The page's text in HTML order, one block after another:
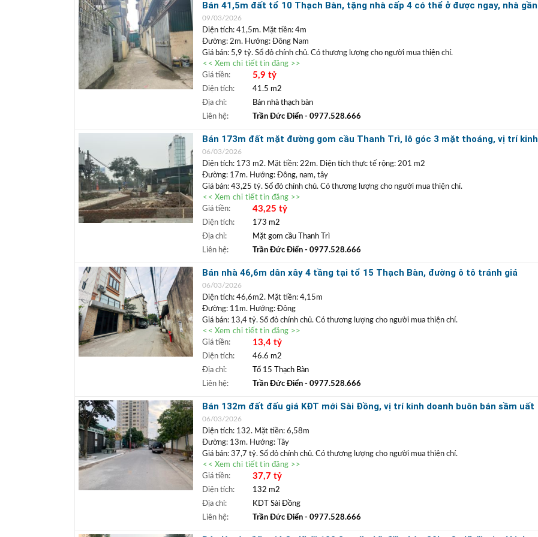
Lâm.
+ Bất động sản TRẦN PHÚ: Nhận mua bán ký gửi nhà đất, hỗ trợ thủ tục pháp lý, vay vốn
ngân hàng lãi suất thấp.
Bán 41,5m đất tổ 10 Thạch Bàn, tặng nhà cấp 4 có thể ở được ngay, nhà gần
trường, chợ
09/03/2026
Diện tích: 41,5m. Mặt tiền: 4m
Đường: 2m. Hướng: Đông Nam
Giá bán: 5,9 tỷ. Sổ đỏ chính chủ. Có thương lượng cho người mua thiện chí.
Vị trí: Lô đất nằm trong khu dân cư yên tĩnh tổ 10 Thạch Bàn, gần trường tiểu học Thạch Bàn A,B.
Cách phố Cổ Linh 300m, đường ô tô 7 chỗ cách nhà 100m. Vị trí thuận tiện an sinh định cư lâu dài.
Tặng lại nhà cấp 4 có thể định cư được ngay.
+++ Liên hệ xem đấtGỌI NGAY:
+TRẦN ĐỨC ĐIỂN:Chuyên bất động sản
+ Bất động sản TRẦN PHÚ: Nhận mua bán ký gửi nhà đất, hỗ trợ thủ tục pháp lý, vay vốn
ngân hàng lãi suất thấp.
<< Xem chi tiết tin đăng >>
Giá tiền:
5,9 tỷ
Diện tích:
41.5 m2
Địa chỉ:
Bán nhà thạch bàn
Liên hệ:
Trần Đức Điển - 0977.528.666
Bán 173m đất mặt đường gom cầu Thanh Trì, lô góc 3 mặt thoáng, vị trí kinh
doanh gara, kho bãi, văn phòng
06/03/2026
Diện tích: 173 m2. Mặt tiền: 22m. Diện tích thực tế rộng: 201 m2
Đường: 17m. Hướng: Đông, nam, tây
Giá bán: 43,25 tỷ. Sổ đỏ chính chủ. Có thương lượng cho người mua thiện chí.
Vị trí: Lô đất góc 3 mặt thoáng, lợi thế mặt tiền rộng, mặt đường gom cầu Thanh Trì, Cổ Linh kéo dài,
vị trí có thể kinh doanh gara oto, văn phòng, công ty, hoặc định cư. Đường xá rộng rãi, vỉa hè rộng
5m, thoải mái chỗ để xe oto. Giao thông thuận tiện các ngả.
+++ Liên hệ xem đấtGỌI NGAY:0977 528 666
+TRẦN ĐỨC ĐIỂN:Chuyên bất động sản
+ Bất động sản TRẦN PHÚ: Nhận mua bán ký gửi nhà đất, hỗ trợ thủ tục pháp lý, vay vốn
ngân hàng lãi suất thấp.
<< Xem chi tiết tin đăng >>
Giá tiền:
43,25 tỷ
Diện tích:
173 m2
Địa chỉ:
Mặt gom cầu Thanh Trì
Liên hệ:
Trần Đức Điển - 0977.528.666
Bán nhà 46,6m dân xây 4 tầng tại tổ 15 Thạch Bàn, đường ô tô tránh giá
nhỉnh 13 tỷ
06/03/2026
Diện tích: 46,6m2. Mặt tiền: 4,15m
Đường: 11m. Hướng: Đông
Giá bán: 13,4 tỷ. Sổ đỏ chính chủ. Có thương lượng cho người mua thiện chí.
Vị trí: Nhà dân tự xây kiên cố, còn tương đối mới, có thể định cư được ngay. Nhà nằm mặt đường
trục chính tổ 15 ô tô tránh, đỗ thoải mái. Tương lai nhà thành lô góc khi tuyến đường mới mở bên
cạnh. Vị trí gần trường , gần chợ Đồng Dinh, gần THPT Thạch Bàn.
+++ Liên hệ xem đất GỌI NGAY
+TRẦN ĐỨC ĐIỂN:Chuyên bất động sản
+ Bất động sản TRẦN PHÚ: Nhận mua bán ký gửi nhà đất, hỗ trợ thủ tục pháp lý, vay vốn
ngân hàng lãi suất thấp.
<< Xem chi tiết tin đăng >>
Giá tiền:
13,4 tỷ
Diện tích:
46.6 m2
Địa chỉ:
Tổ 15 Thạch Bàn
Liên hệ:
Trần Đức Điển - 0977.528.666
Bán 132m đất đấu giá KĐT mới Sài Đồng, vị trí kinh doanh buôn bán sầm uất
06/03/2026
Diện tích: 132. Mặt tiền: 6,58m
Đường: 13m. Hướng: Tây
Giá bán: 37,7 tỷ. Sổ đỏ chính chủ. Có thương lượng cho người mua thiện chí.
Vị trí: Lô đất thuộckhu đấu giá Sài Đồng
quanh dân cư đông đúc, nhiều trường học song ngữ. Rất phù hợp để xây nhà vườn hoặc vừa ở vừa
kinh doanh đa dạng.
+++ Liên hệ xem đấtGỌI NGAY
+TRẦN ĐỨC ĐIỂN:Chuyên bất động sản
<< Xem chi tiết tin đăng >>
Giá tiền:
37,7 tỷ
Diện tích:
132 m2
Địa chỉ:
KDT Sài Đồng
Liên hệ:
Trần Đức Điển - 0977.528.666